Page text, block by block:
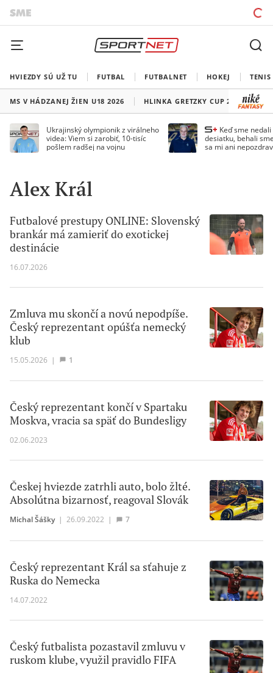
HVIEZDY SÚ UŽ TU FUTBAL FUTBALNET HOKEJ TENIS
MS V HÁDZANEJ ŽIEN U18 2026 HLINKA GRETZKY CUP 2026
Ukrajinský olympionik z virálneho
videa: Viem si zarobiť, 10-tisíc
pošlem radšej na vojnu
Keď sme
desiatku, behali
sa mi ani
Alex Král
Futbalové prestupy ONLINE: Slovenský
brankár má zamieriť do exotickej
destinácie
16.07.2026
Zmluva mu skončí a novú nepodpíše.
Český reprezentant opúšťa nemecký
klub
15.05.2026 | 1
Český reprezentant končí v Spartaku
Moskva, vracia sa späť do Bundesligy
02.06.2023
Českej hviezde zatrhli auto, bolo žlté.
Absolútna bizarnosť, reagoval Slovák
Michal Šášky | 26.09.2022 | 7
Český reprezentant Král sa sťahuje z
Ruska do Nemecka
14.07.2022
Český futbalista pozastavil zmluvu v
ruskom klube, využil pravidlo FIFA